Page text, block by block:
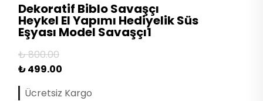
Dekoratif Biblo Savaşçı
Heykel El Yapımı Hediyelik Süs
Eşyası Model Savaşçı1
₺ 800.00
₺ 499.00
Ücretsiz Kargo